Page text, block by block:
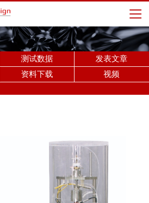
测试数据
发表文章
资料下载 视频